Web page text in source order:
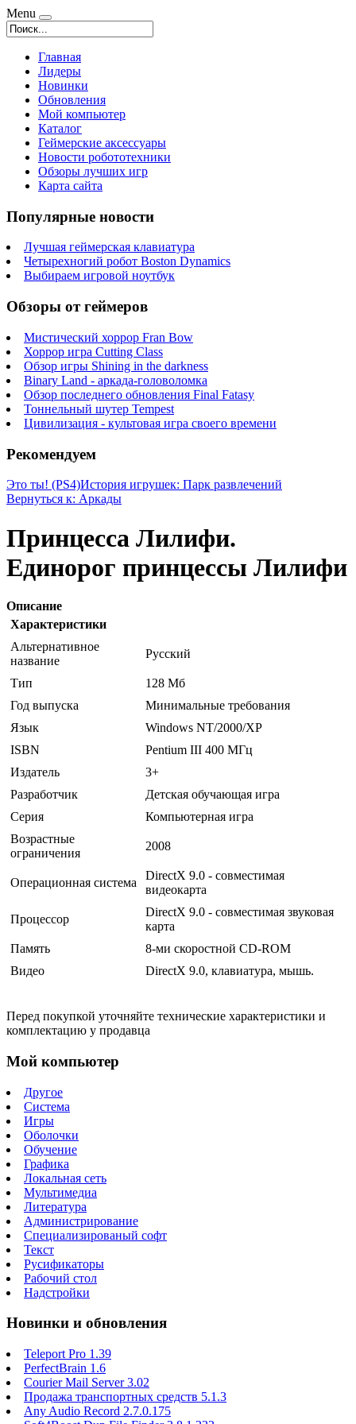
Menu
Главная
Лидеры
Новинки
Обновления
Мой компьютер
Каталог
Геймерские аксессуары
Новости робототехники
Обзоры лучших игр
Карта сайта
Популярные новости
Лучшая геймерская клавиатура
Четырехногий робот Boston Dynamics
Выбираем игровой ноутбук
Обзоры от геймеров
Мистический хоррор Fran Bow
Хоррор игра Cutting Class
Обзор игры Shining in the darkness
Binary Land - аркада-головоломка
Обзор последнего обновления Final Fatasy
Тоннельный шутер Tempest
Цивилизация - культовая игра своего времени
Рекомендуем
Это ты! (PS4)История игрушек: Парк развлечений
Вернуться к: Аркады
Принцесса Лилифи.
Единорог принцессы Лилифи
Описание
Характеристики
Альтернативное
название
Русский
Тип
128 Мб
Год выпуска
Минимальные требования
Язык
Windows NT/2000/ХР
ISBN
Pentium III 400 МГц
Издатель
3+
Разработчик
Детская обучающая игра
Серия
Компьютерная игра
Возрастные
ограничения
2008
Операционная система
DirectX 9.0 - совместимая
видеокарта
Процессор
DirectX 9.0 - совместимая звуковая
карта
Память
8-ми скоростной CD-ROM
Видео
DirectX 9.0, клавиатура, мышь.
Перед покупкой уточняйте технические характеристики и
комплектацию у продавца
Мой компьютер
Другое
Система
Игры
Оболочки
Обучение
Графика
Локальная сеть
Мультимедиа
Литература
Администрирование
Специализированый софт
Текст
Русификаторы
Рабочий стол
Надстройки
Новинки и обновления
Teleport Pro 1.39
PerfectBrain 1.6
Courier Mail Server 3.02
Продажа транспортных средств 5.1.3
Any Audio Record 2.7.0.175